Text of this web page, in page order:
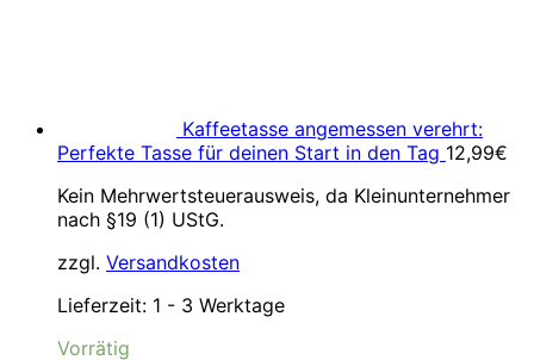
Kaffeetasse angemessen verehrt:
Perfekte Tasse für deinen Start in den Tag 12,99€
Kein Mehrwertsteuerausweis, da Kleinunternehmer
nach §19 (1) UStG.
zzgl. Versandkosten
Lieferzeit: 1 - 3 Werktage
Vorrätig